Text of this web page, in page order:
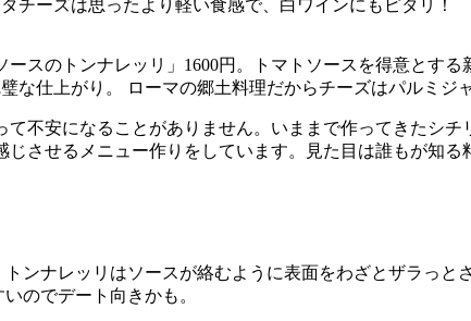
チーズは思ったより軽い食感で、白ワインにもピタリ！
スのトンナレッリ」1600円。トマトソースを得意とす
な仕上がり。 ローマの郷土料理だからチーズはパルミジ
て不安になることがありません。いままで作ってきたシ
させるメニュー作りをしています。見た目は誰もが知
ンナレッリはソースが絡むように表面をわざとザラっ
のでデート向きかも。